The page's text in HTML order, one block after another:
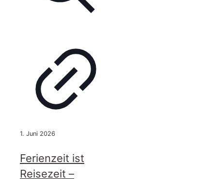
1. Juni 2026
Ferienzeit ist
Reisezeit –